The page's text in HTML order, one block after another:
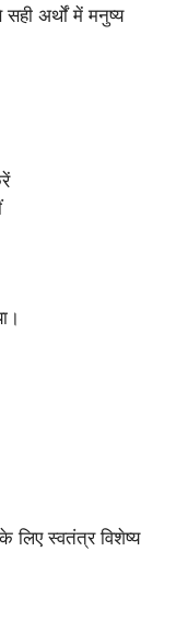
अर्थों में मनुष्य
लिए स्वतंत्र विशेष्य